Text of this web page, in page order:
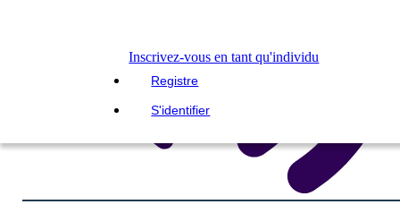
Inscrivez-vous en tant qu'individu
Registre
S'identifier